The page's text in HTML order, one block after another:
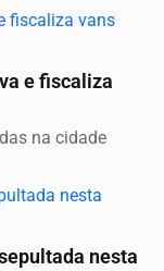
e fiscaliza
na cidade
nesta